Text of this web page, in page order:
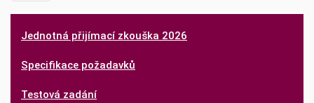
Jednotná přijímací zkouška 2026
Specifikace požadavků
Testová zadání